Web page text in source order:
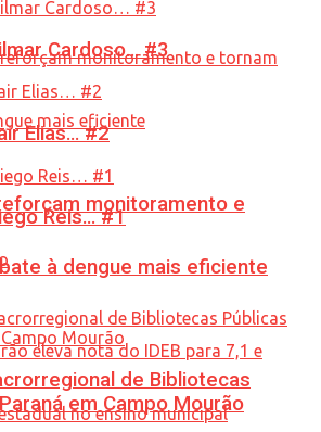
monitoramento e
à dengue mais eficiente
Cardoso… #3
Elias… #2
Reis… #1
de Bibliotecas
em Campo Mourão